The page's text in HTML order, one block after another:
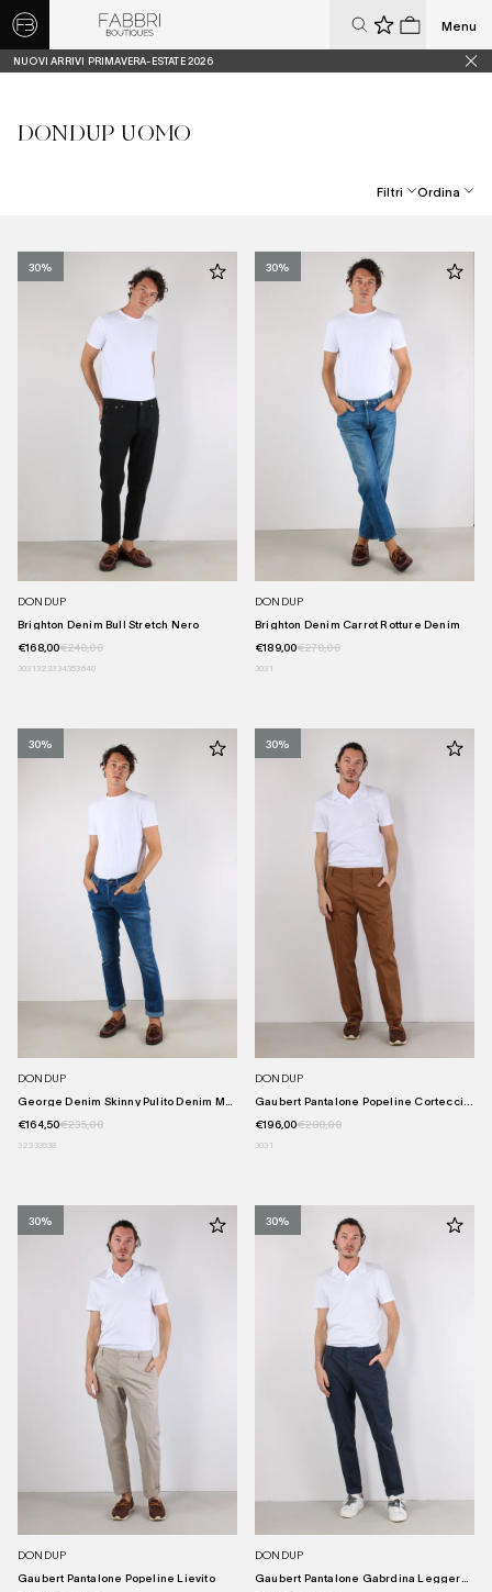
0 0
Menu
NUOVI ARRIVI PRIMAVERA-ESTATE 2026
DONDUP UOMO
Filtri Ordina
Prezzo Crescente
Prezzo Decrescente
Dal Più Recente
30%
DONDUP
Brighton Denim Bull Stretch Nero
€168,00€240,00
3031 32 33 34 353640
30%
DONDUP
Brighton Denim Carrot Rotture Denim
€189,00€270,00
3031
30%
DONDUP
€164,50€235,00
32 333538
30%
DONDUP
Gaubert Pantalone Popeline Cortecci...
€196,00€280,00
3031
30%
DONDUP
Gaubert Pantalone Popeline Lievito
30%
DONDUP